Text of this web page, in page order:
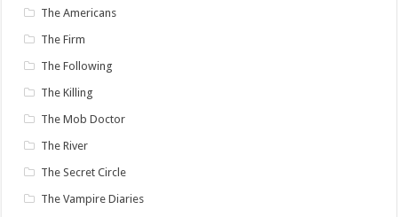
The Americans
The Firm
The Following
The Killing
The Mob Doctor
The River
The Secret Circle
The Vampire Diaries